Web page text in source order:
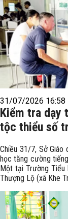
31/07/2026 16:58
Kiểm tra dạy
tộc thiểu số
Chiều 31/7, Sở
học tăng cường
Một tại Trường Tiểu
Thượng Lộ (xã Khe